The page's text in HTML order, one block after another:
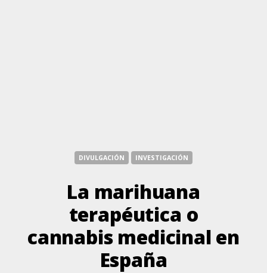
DIVULGACIÓN INVESTIGACIÓN
La marihuana
terapéutica o
cannabis medicinal en
España